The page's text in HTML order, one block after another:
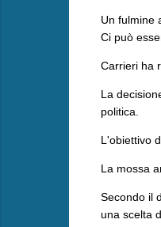
Un fulmine
Ci può
Carrieri ha
​La
politica.
L'obiettivo
​La mossa
Secondo il
una scelta